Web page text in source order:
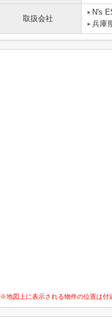
取扱会社
N's
兵庫
※地図上に表示される物件の位置は付